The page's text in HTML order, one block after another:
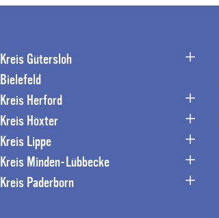
Kreis Gütersloh
Bielefeld
Kreis Herford
Kreis Höxter
Kreis Lippe
Kreis Minden-Lübbecke
Kreis Paderborn